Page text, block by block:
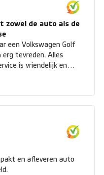
zowel de auto als de
een Volkswagen Golf
erg tevreden. Alles
is vriendelijk en
rijdt geweldig en het
gevoel terug op
en afleveren auto